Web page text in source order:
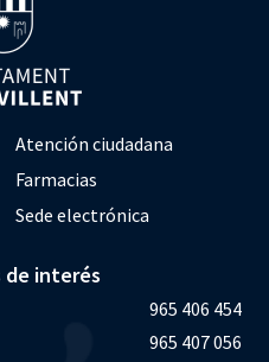
Atención ciudadana
Farmacias
Sede electrónica
interés
965 406 454
965 407 056